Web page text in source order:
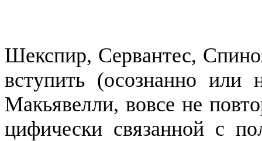
Шекспир, Сервантес,
вступить (осознанно
Макьявелли, вовсе не
цифически связанной с